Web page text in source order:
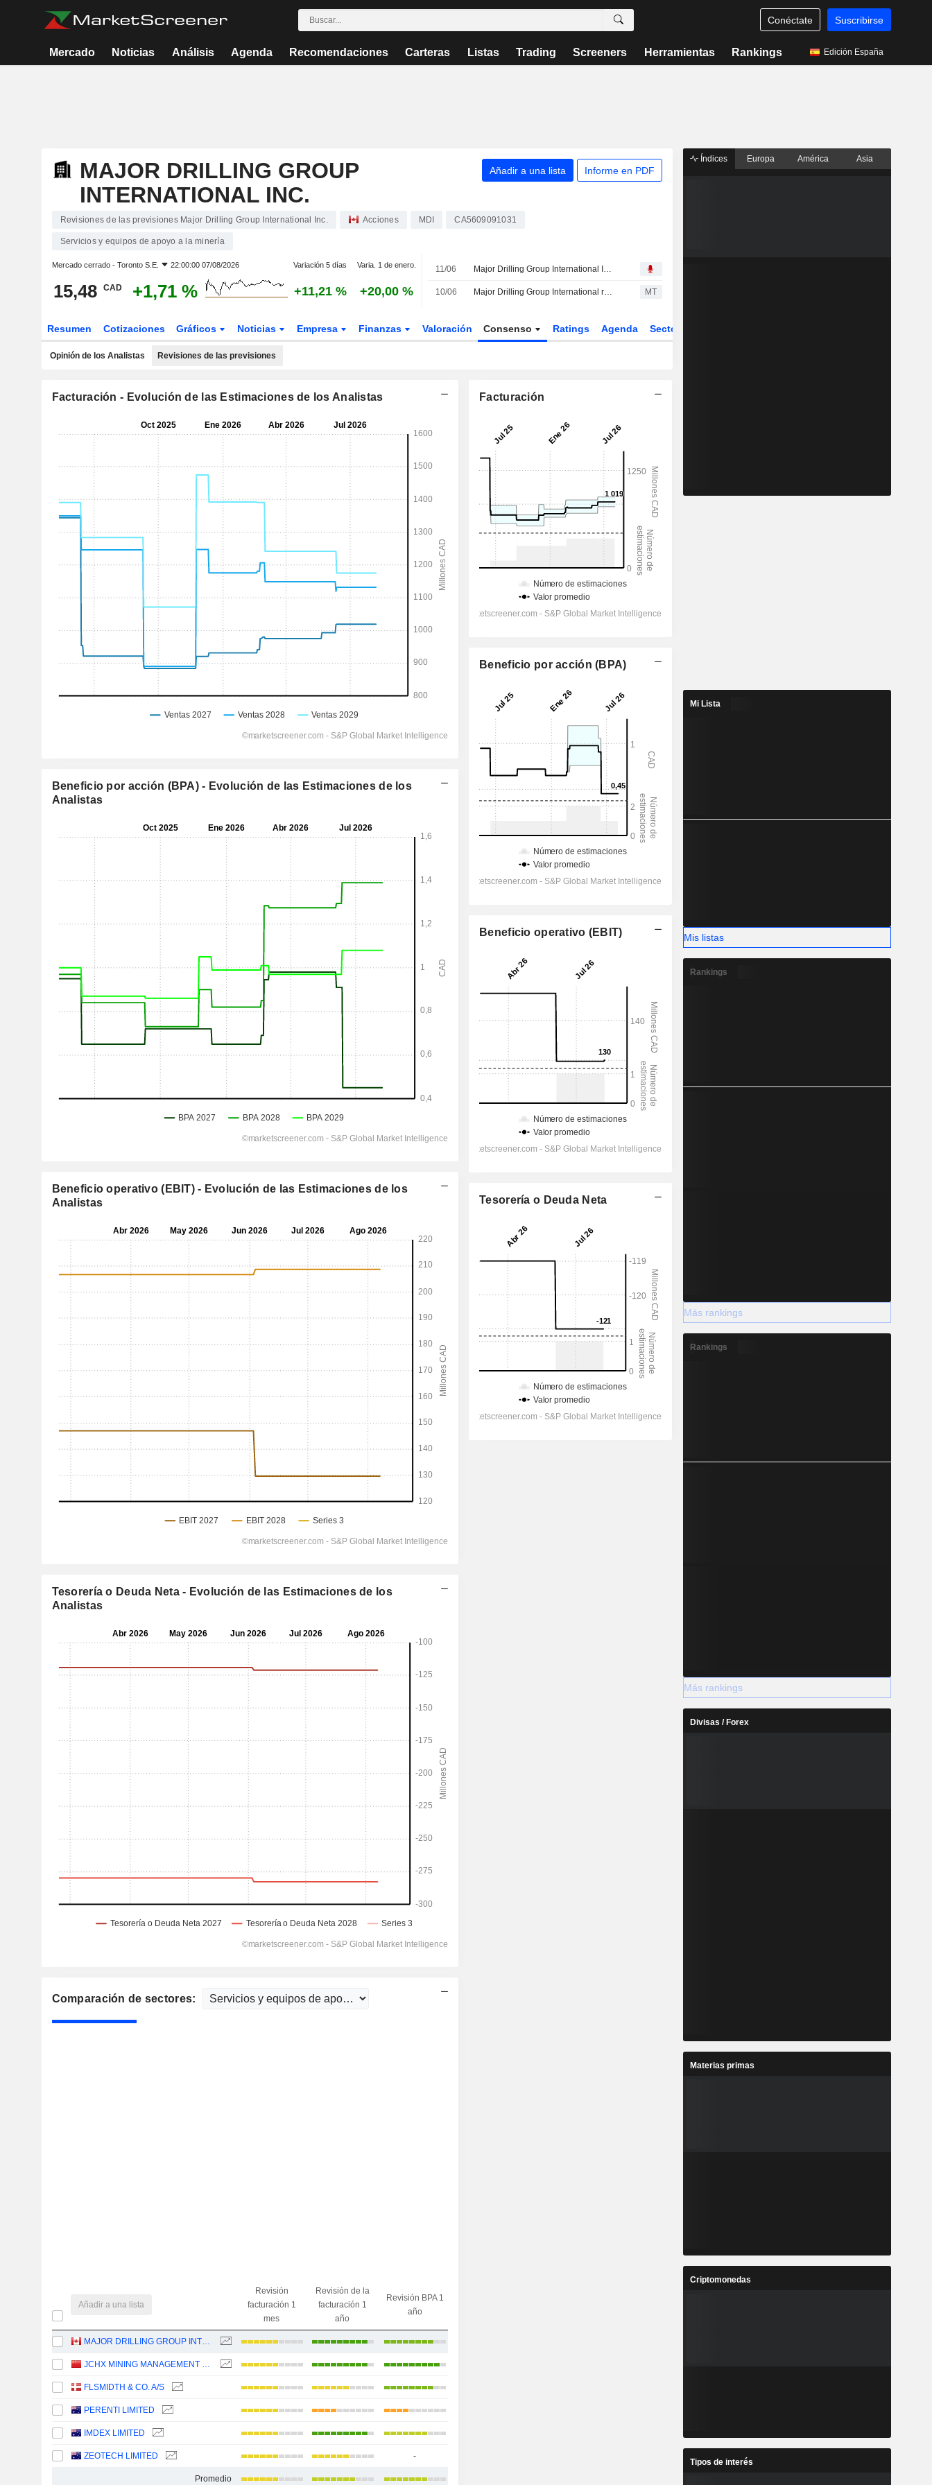
Conéctate Suscribirse
Mercado Noticias Análisis Agenda Recomendaciones Carteras Listas Trading Screeners Herramientas Rankings Edición España
MAJOR DRILLING GROUP
INTERNATIONAL INC.
Añadir a una lista Informe en PDF
Revisiones de las previsiones Major Drilling Group International Inc. Acciones MDI CA5609091031
Servicios y equipos de apoyo a la minería
Mercado cerrado - Toronto S.E. 22:00:00 07/08/2026 Variación 5 días Varia. 1 de enero.
15,48 CAD +1,71 % +11,21 % +20,00 %
11/06 Major Drilling Group International Inc., Q4 2026 Earnings Call, Jun 11, 2026
10/06 Major Drilling Group International registra un aumento del beneficio y de los ingresos en el cuarto trimestre fiscal MT
Resumen Cotizaciones Gráficos Noticias Empresa Finanzas Valoración Consenso Ratings Agenda Sector
Opinión de los Analistas Revisiones de las previsiones
Facturación - Evolución de las Estimaciones de los Analistas
Beneficio por acción (BPA) - Evolución de las Estimaciones de los
Analistas
Beneficio operativo (EBIT) - Evolución de las Estimaciones de los
Analistas
Tesorería o Deuda Neta - Evolución de las Estimaciones de los
Analistas
Comparación de sectores:
Añadir a una lista
Revisión
facturación 1
mes
Revisión de la
facturación 1
año
Revisión BPA 1
año
MAJOR DRILLING GROUP INTERNATIONAL INC.
JCHX MINING MANAGEMENT CO.,LTD.
FLSMIDTH & CO. A/S
PERENTI LIMITED
IMDEX LIMITED
ZEOTECH LIMITED -
Promedio
Facturación
Beneficio por acción (BPA)
Beneficio operativo (EBIT)
Tesorería o Deuda Neta
Índices Europa América Asia
Mi Lista
Mis listas
Rankings
Más rankings
Rankings
Más rankings
Divisas / Forex
Materias primas
Criptomonedas
Tipos de interés